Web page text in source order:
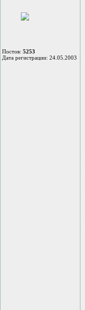
Постов: 5253
Дата регистрации: 24.05.2003